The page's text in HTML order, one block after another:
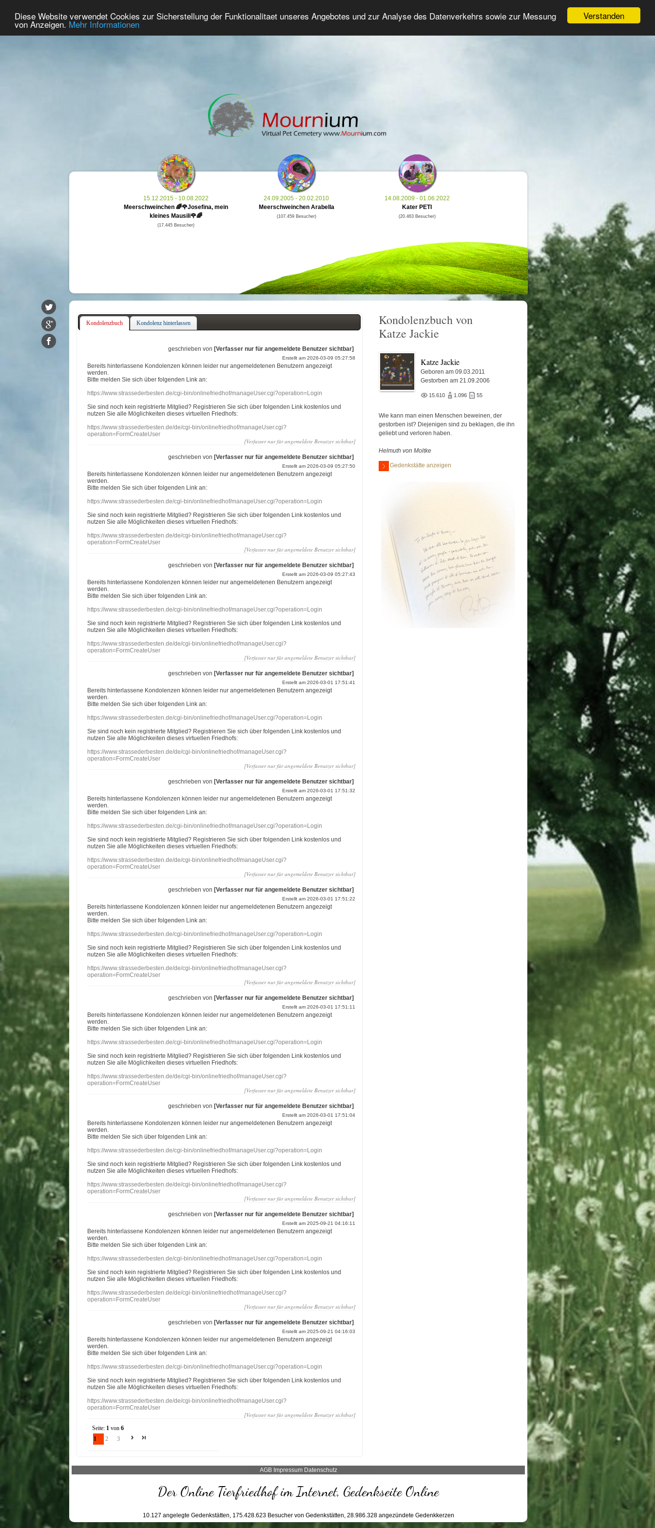
Verstanden
Diese Website verwendet Cookies zur Sicherstellung der Funktionalitaet unseres Angebotes und zur Analyse des Datenverkehrs sowie zur Messung
von Anzeigen. Mehr Informationen
Home Premium Gedenken Tierforum Erweiterte Suche Anmelden
15.12.2015 - 10.08.2022
Meerschweinchen 🌈🌹Josefina, mein
kleines Mausili🌹🌈
(17.445 Besucher)
24.09.2005 - 20.02.2010
Meerschweinchen Arabella
(107.459 Besucher)
14.08.2009 - 01.06.2022
Kater PETI
(20.463 Besucher)
Kondolenzbuch Kondolenz hinterlassen
geschrieben von [Verfasser nur für angemeldete Benutzer sichtbar]
Erstellt am 2026-03-09 05:27:58
Bereits hinterlassene Kondolenzen können leider nur angemeldetenen Benutzern angezeigt
werden.
Bitte melden Sie sich über folgenden Link an:
https://www.strassederbesten.de/cgi-bin/onlinefriedhof/manageUser.cgi?operation=Login
Sie sind noch kein registrierte Mitglied? Registrieren Sie sich über folgenden Link kostenlos und
nutzen Sie alle Möglichkeiten dieses virtuellen Friedhofs:
https://www.strassederbesten.de/de/cgi-bin/onlinefriedhof/manageUser.cgi?
operation=FormCreateUser
[Verfasser nur für angemeldete Benutzer sichtbar]
geschrieben von [Verfasser nur für angemeldete Benutzer sichtbar]
Erstellt am 2026-03-09 05:27:50
Bereits hinterlassene Kondolenzen können leider nur angemeldetenen Benutzern angezeigt
werden.
Bitte melden Sie sich über folgenden Link an:
https://www.strassederbesten.de/cgi-bin/onlinefriedhof/manageUser.cgi?operation=Login
Sie sind noch kein registrierte Mitglied? Registrieren Sie sich über folgenden Link kostenlos und
nutzen Sie alle Möglichkeiten dieses virtuellen Friedhofs:
https://www.strassederbesten.de/de/cgi-bin/onlinefriedhof/manageUser.cgi?
operation=FormCreateUser
[Verfasser nur für angemeldete Benutzer sichtbar]
geschrieben von [Verfasser nur für angemeldete Benutzer sichtbar]
Erstellt am 2026-03-09 05:27:43
Bereits hinterlassene Kondolenzen können leider nur angemeldetenen Benutzern angezeigt
werden.
Bitte melden Sie sich über folgenden Link an:
https://www.strassederbesten.de/cgi-bin/onlinefriedhof/manageUser.cgi?operation=Login
Sie sind noch kein registrierte Mitglied? Registrieren Sie sich über folgenden Link kostenlos und
nutzen Sie alle Möglichkeiten dieses virtuellen Friedhofs:
https://www.strassederbesten.de/de/cgi-bin/onlinefriedhof/manageUser.cgi?
operation=FormCreateUser
[Verfasser nur für angemeldete Benutzer sichtbar]
geschrieben von [Verfasser nur für angemeldete Benutzer sichtbar]
Erstellt am 2026-03-01 17:51:41
Bereits hinterlassene Kondolenzen können leider nur angemeldetenen Benutzern angezeigt
werden.
Bitte melden Sie sich über folgenden Link an:
https://www.strassederbesten.de/cgi-bin/onlinefriedhof/manageUser.cgi?operation=Login
Sie sind noch kein registrierte Mitglied? Registrieren Sie sich über folgenden Link kostenlos und
nutzen Sie alle Möglichkeiten dieses virtuellen Friedhofs:
https://www.strassederbesten.de/de/cgi-bin/onlinefriedhof/manageUser.cgi?
operation=FormCreateUser
[Verfasser nur für angemeldete Benutzer sichtbar]
geschrieben von [Verfasser nur für angemeldete Benutzer sichtbar]
Erstellt am 2026-03-01 17:51:32
Bereits hinterlassene Kondolenzen können leider nur angemeldetenen Benutzern angezeigt
werden.
Bitte melden Sie sich über folgenden Link an:
https://www.strassederbesten.de/cgi-bin/onlinefriedhof/manageUser.cgi?operation=Login
Sie sind noch kein registrierte Mitglied? Registrieren Sie sich über folgenden Link kostenlos und
nutzen Sie alle Möglichkeiten dieses virtuellen Friedhofs:
https://www.strassederbesten.de/de/cgi-bin/onlinefriedhof/manageUser.cgi?
operation=FormCreateUser
[Verfasser nur für angemeldete Benutzer sichtbar]
geschrieben von [Verfasser nur für angemeldete Benutzer sichtbar]
Erstellt am 2026-03-01 17:51:22
Bereits hinterlassene Kondolenzen können leider nur angemeldetenen Benutzern angezeigt
werden.
Bitte melden Sie sich über folgenden Link an:
https://www.strassederbesten.de/cgi-bin/onlinefriedhof/manageUser.cgi?operation=Login
Sie sind noch kein registrierte Mitglied? Registrieren Sie sich über folgenden Link kostenlos und
nutzen Sie alle Möglichkeiten dieses virtuellen Friedhofs:
https://www.strassederbesten.de/de/cgi-bin/onlinefriedhof/manageUser.cgi?
operation=FormCreateUser
[Verfasser nur für angemeldete Benutzer sichtbar]
geschrieben von [Verfasser nur für angemeldete Benutzer sichtbar]
Erstellt am 2026-03-01 17:51:11
Bereits hinterlassene Kondolenzen können leider nur angemeldetenen Benutzern angezeigt
werden.
Bitte melden Sie sich über folgenden Link an:
https://www.strassederbesten.de/cgi-bin/onlinefriedhof/manageUser.cgi?operation=Login
Sie sind noch kein registrierte Mitglied? Registrieren Sie sich über folgenden Link kostenlos und
nutzen Sie alle Möglichkeiten dieses virtuellen Friedhofs:
https://www.strassederbesten.de/de/cgi-bin/onlinefriedhof/manageUser.cgi?
operation=FormCreateUser
[Verfasser nur für angemeldete Benutzer sichtbar]
geschrieben von [Verfasser nur für angemeldete Benutzer sichtbar]
Erstellt am 2026-03-01 17:51:04
Bereits hinterlassene Kondolenzen können leider nur angemeldetenen Benutzern angezeigt
werden.
Bitte melden Sie sich über folgenden Link an:
https://www.strassederbesten.de/cgi-bin/onlinefriedhof/manageUser.cgi?operation=Login
Sie sind noch kein registrierte Mitglied? Registrieren Sie sich über folgenden Link kostenlos und
nutzen Sie alle Möglichkeiten dieses virtuellen Friedhofs:
https://www.strassederbesten.de/de/cgi-bin/onlinefriedhof/manageUser.cgi?
operation=FormCreateUser
[Verfasser nur für angemeldete Benutzer sichtbar]
geschrieben von [Verfasser nur für angemeldete Benutzer sichtbar]
Erstellt am 2025-09-21 04:16:11
Bereits hinterlassene Kondolenzen können leider nur angemeldetenen Benutzern angezeigt
werden.
Bitte melden Sie sich über folgenden Link an:
https://www.strassederbesten.de/cgi-bin/onlinefriedhof/manageUser.cgi?operation=Login
Sie sind noch kein registrierte Mitglied? Registrieren Sie sich über folgenden Link kostenlos und
nutzen Sie alle Möglichkeiten dieses virtuellen Friedhofs:
https://www.strassederbesten.de/de/cgi-bin/onlinefriedhof/manageUser.cgi?
operation=FormCreateUser
[Verfasser nur für angemeldete Benutzer sichtbar]
geschrieben von [Verfasser nur für angemeldete Benutzer sichtbar]
Erstellt am 2025-09-21 04:16:03
Bereits hinterlassene Kondolenzen können leider nur angemeldetenen Benutzern angezeigt
werden.
Bitte melden Sie sich über folgenden Link an:
https://www.strassederbesten.de/cgi-bin/onlinefriedhof/manageUser.cgi?operation=Login
Sie sind noch kein registrierte Mitglied? Registrieren Sie sich über folgenden Link kostenlos und
nutzen Sie alle Möglichkeiten dieses virtuellen Friedhofs:
https://www.strassederbesten.de/de/cgi-bin/onlinefriedhof/manageUser.cgi?
operation=FormCreateUser
[Verfasser nur für angemeldete Benutzer sichtbar]
Seite: 1 von6
1
2 3
Kondolenzbuch von
Katze Jackie
Katze Jackie
Geboren am 09.03.2011
Gestorben am 21.09.2006
15.610 1.096 55
Wie kann man einen Menschen beweinen, der
gestorben ist? Diejenigen sind zu beklagen, die ihn
geliebt und verloren haben.
Helmuth von Moltke
Gedenkstätte anzeigen
AGB Impressum Datenschutz
Der Online Tierfriedhof im Internet, Gedenkseite Online
10.127 angelegte Gedenkstätten, 175.428.623Besucher von Gedenkstätten, 28.986.328angezündete Gedenkkerzen